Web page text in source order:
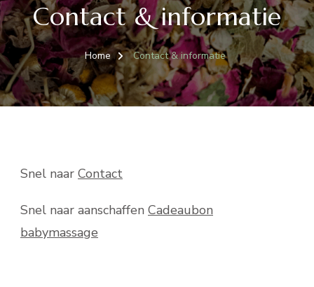
Contact & informatie
Home Contact & informatie
Snel naar Contact
Snel naar aanschaffen Cadeaubon
babymassage